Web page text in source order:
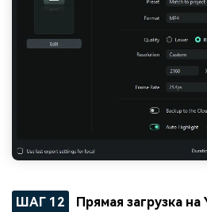
ШАГ 12 Прямая загрузка на